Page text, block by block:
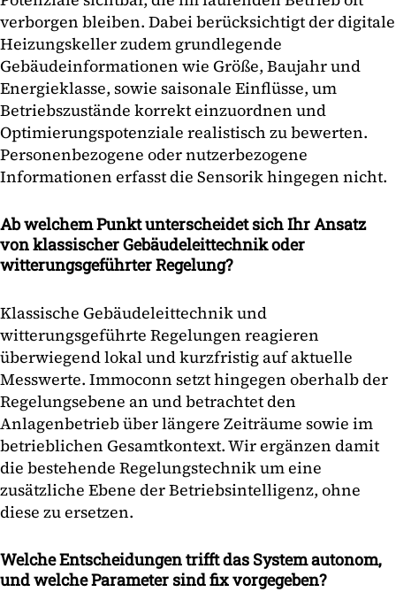
verborgen bleiben. Dabei berücksichtigt der digitale
Heizungskeller zudem grundlegende
Gebäudeinformationen wie Größe, Baujahr und
Energieklasse, sowie saisonale Einflüsse, um
Betriebszustände korrekt einzuordnen und
Optimierungspotenziale realistisch zu bewerten.
Personenbezogene oder nutzerbezogene
Informationen erfasst die Sensorik hingegen nicht.
Ab welchem Punkt unterscheidet sich Ihr Ansatz
von klassischer Gebäudeleittechnik oder
witterungsgeführter Regelung?
Klassische Gebäudeleittechnik und
witterungsgeführte Regelungen reagieren
überwiegend lokal und kurzfristig auf aktuelle
Messwerte. Immoconn setzt hingegen oberhalb der
Regelungsebene an und betrachtet den
Anlagenbetrieb über längere Zeiträume sowie im
betrieblichen Gesamtkontext. Wir ergänzen damit
die bestehende Regelungstechnik um eine
zusätzliche Ebene der Betriebsintelligenz, ohne
diese zu ersetzen.
Welche Entscheidungen trifft das System autonom,
und welche Parameter sind fix vorgegeben?